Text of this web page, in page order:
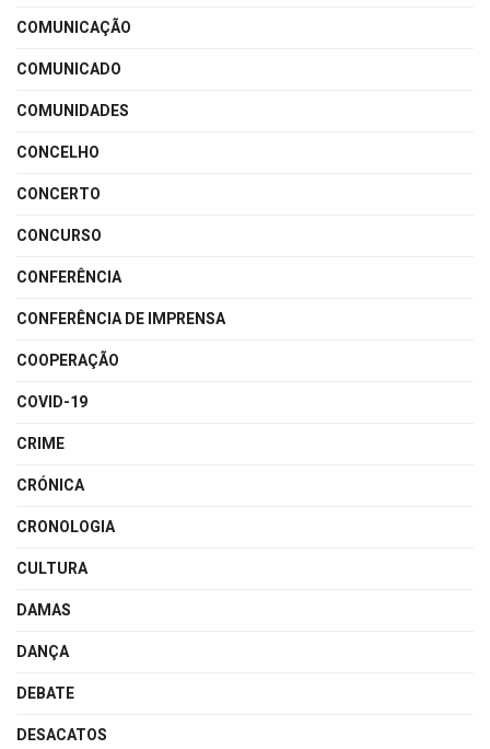
COMUNICAÇÃO
COMUNICADO
COMUNIDADES
CONCELHO
CONCERTO
CONCURSO
CONFERÊNCIA
CONFERÊNCIA DE IMPRENSA
COOPERAÇÃO
COVID-19
CRIME
CRÓNICA
CRONOLOGIA
CULTURA
DAMAS
DANÇA
DEBATE
DESACATOS